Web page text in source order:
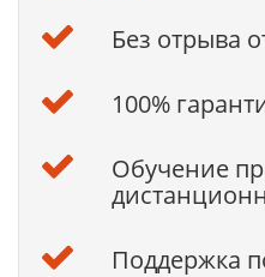
Без отрыва
100%
Обучение
Поддержка